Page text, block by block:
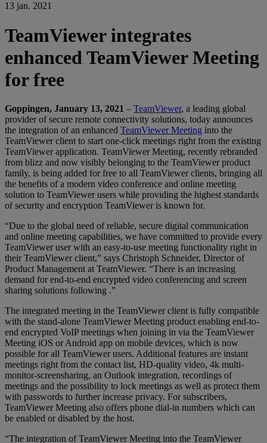
13 jan. 2021
TeamViewer integrates
enhanced TeamViewer Meeting
for free
Goppingen, January 13, 2021 – TeamViewer, a leading global
provider of secure remote connectivity solutions, today announces
the integration of an enhanced TeamViewer Meeting into the
TeamViewer client to start one-click meetings right from the existing
TeamViewer application. TeamViewer Meeting, recently rebranded
from blizz and now visibly belonging to the TeamViewer product
family, is being added for free to all TeamViewer clients, bringing all
the benefits of a modern video conference and online meeting
solution to TeamViewer users while providing the highest standards
of security and encryption TeamViewer is known for.
“Due to the global need of reliable, secure digital communication
and online meeting capabilities, we have committed to provide every
TeamViewer user with an easy-to-use meeting functionality right in
their TeamViewer client,” says Christoph Schneider, Director of
Product Management at TeamViewer. “There is an increasing
demand for end-to-end encrypted video conferencing and screen
sharing solutions following .”
The integrated meeting in the TeamViewer client is fully compatible
with the stand-alone TeamViewer Meeting product enabling end-to-
end encrypted VoIP meetings when joining in via the TeamViewer
Meeting iOS or Android app on mobile devices, which is now
possible for all TeamViewer users. Additional features are instant
meetings right from the contact list, HD-quality video, 4k multi-
monitor-screensharing, an Outlook integration, recordings of
meetings and the possibility to lock meetings as well as protect them
with passwords to further increase privacy. For subscribers,
TeamViewer Meeting also offers phone dial-in numbers which can
be enabled or disabled by the host.
“The integration of TeamViewer Meeting into the TeamViewer